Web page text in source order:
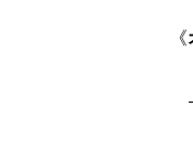
《